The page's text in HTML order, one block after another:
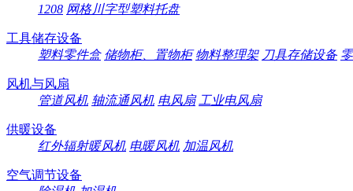
1208 网格川字型塑料托盘
工具储存设备
塑料零件盒 储物柜、置物柜 物料整理架 刀具存储设备
风机与风扇
管道风机 轴流通风机 电风扇 工业电风扇
供暖设备
红外辐射暖风机 电暖风机 加温风机
空气调节设备